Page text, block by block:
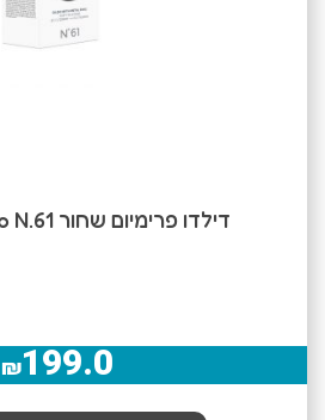
דילדו פרימיום שחור Shots - Sono N.61
₪199.0